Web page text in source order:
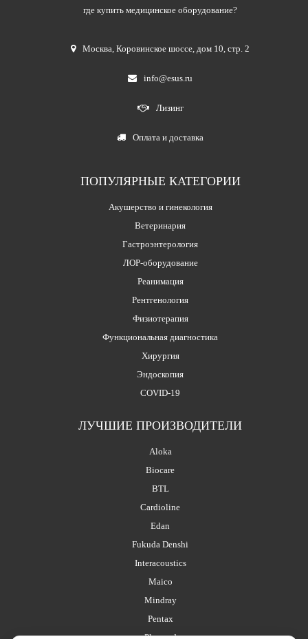
где купить медицинское оборудование?
Москва ,Коровинское шоссе, дом 10, стр. 2
info@esus.ru
Лизинг
Оплата и доставка
ПОПУЛЯРНЫЕ КАТЕГОРИИ
Акушерство и гинекология
Ветеринария
Гастроэнтерология
ЛОР-оборудование
Реанимация
Рентгенология
Физиотерапия
Функциональная диагностика
Хирургия
Эндоскопия
COVID-19
ЛУЧШИЕ ПРОИЗВОДИТЕЛИ
Aloka
Biocare
BTL
Cardioline
Edan
Fukuda Denshi
Interacoustics
Maico
Mindray
Pentax